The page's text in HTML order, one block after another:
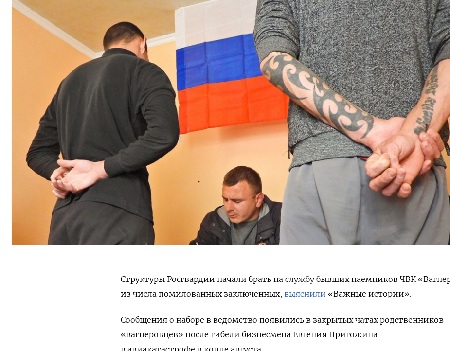
Структуры Росгвардии начали брать на службу бывших наемников ЧВК
из числа помилованных заключенных, выяснили «Важные истории».
Сообщения о наборе в ведомство появились в закрытых чатах родственников
«вагнеровцев» после гибели бизнесмена Евгения Пригожина
в авиакатастрофе в конце августа.